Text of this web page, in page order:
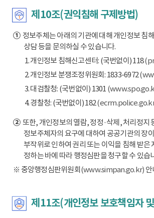
제10조(권익침해 구제방법)
①정보주체는 아래의 기관에 대해 개인정보 침
상담 등을 문의하실 수 있습니다.
1. 개인정보 침해신고센터: (국번없이) 118
2. 개인정보 분쟁조정위원회: 1833-6972
3. 대검찰청: (국번없이) 1301
4. 경찰청: (국번없이) 182
②또한, 개인정보의 열람, 정정·삭제, 처리정지
정보주체자의 요구에 대하여 공공기관의 장
부작위로 인하여 권리 또는 이익을 침해 받은
정하는 바에 따라 행정심판을 청구할 수 있습
※ 중앙행정심판위원회(www.simpan.go.kr) 안
제11조(개인정보 보호책임자